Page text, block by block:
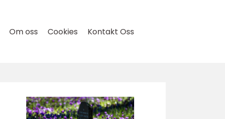
Om oss Cookies Kontakt Oss